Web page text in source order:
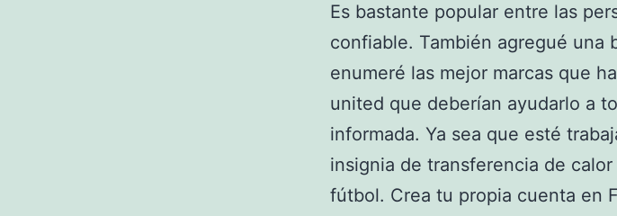
Es bastante popular entre las
confiable. También agregué una
enumeré las mejor marcas que
united que deberían ayudarlo a
informada. Ya sea que esté
insignia de transferencia de
fútbol. Crea tu propia cuenta en